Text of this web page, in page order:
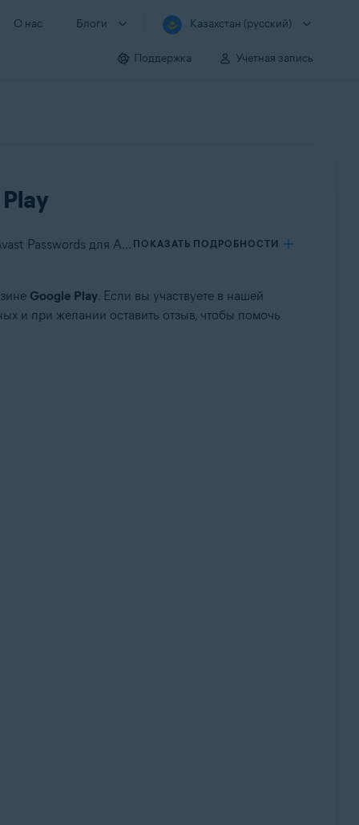
О нас Блоги Казахстан (русский)
Поддержка Учетная запись
Применяется к Avast Mobile Security для Android, Avast SecureLine VPN для Android, Avast Cleanup для Android, Avast Passwords для Android, Avast Battery Saver для Android ПОКАЗАТЬ ПОДРОБНОСТИ
Google Play. Если вы участвуете в нашей
и при желании оставить отзыв, чтобы помочь